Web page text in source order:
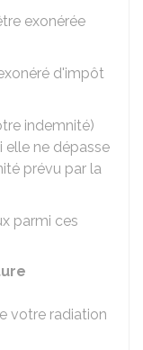
exonérée
d'impôt
indemnité)
elle ne dépasse
prévu par la
parmi ces
votre radiation